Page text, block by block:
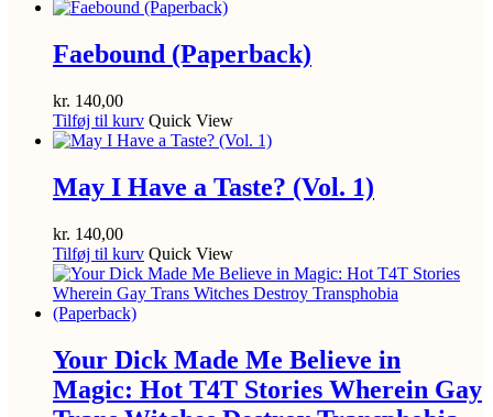
Faebound (Paperback)
kr. 140,00
Tilføj til kurv Quick View
May I Have a Taste? (Vol. 1)
kr. 140,00
Tilføj til kurv Quick View
Your Dick Made Me Believe in
Magic: Hot T4T Stories Wherein Gay